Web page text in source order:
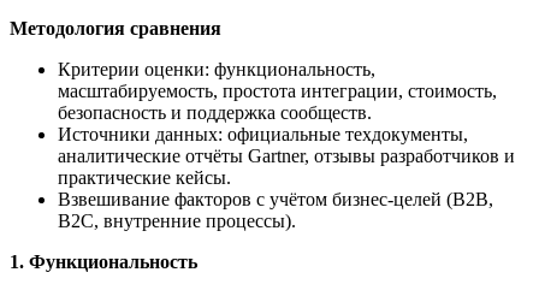
Методология сравнения
Критерии оценки: функциональность,
масштабируемость, простота интеграции, стоимость,
безопасность и поддержка сообществ.
Источники данных: официальные техдокументы,
аналитические отчёты Gartner, отзывы разработчиков и
практические кейсы.
Взвешивание факторов с учётом бизнес‑целей (B2B,
B2C, внутренние процессы).
1. Функциональность